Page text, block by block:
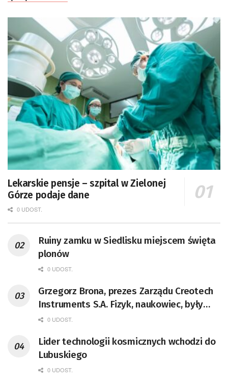
Lekarskie pensje – szpital w Zielonej
Górze podaje dane
0 UDOST.
Ruiny zamku w Siedlisku miejscem święta
plonów
0 UDOST.
Grzegorz Brona, prezes Zarządu Creotech
Instruments S.A. Fizyk, naukowiec, były
pracownik CERN w Genewie,
doktor habilitowany nauk fizycznych,
koordynator Rady Sektorowej ds.
Kompetencji Przemysłu Lotniczo-
0 UDOST.
Lider technologii kosmicznych wchodzi do
Lubuskiego
0 UDOST.